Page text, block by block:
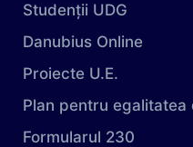
Studenții UDG
Danubius Online
Proiecte U.E.
Plan pentru egalitatea
Formularul 230